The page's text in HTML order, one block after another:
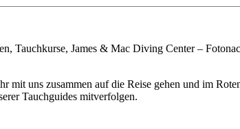
Tauchkurse, James & Mac Diving Center –
uns zusammen auf die Reise gehen und im
Tauchguides mitverfolgen.